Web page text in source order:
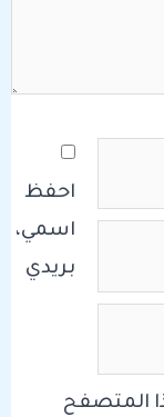
احفظ
اسمي،
بريدي
المتصفح